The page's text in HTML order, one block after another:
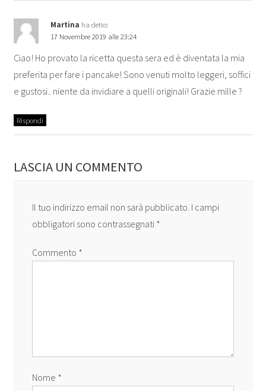
Martina ha detto:
17 Novembre 2019 alle 23:24
Ciao! Ho provato la ricetta questa sera ed è diventata la mia
preferita per fare i pancake! Sono venuti molto leggeri, soffici
e gustosi.. niente da invidiare a quelli originali! Grazie mille ?
Rispondi
LASCIA UN COMMENTO
Il tuo indirizzo email non sarà pubblicato. I campi
obbligatori sono contrassegnati *
Commento *
Nome *